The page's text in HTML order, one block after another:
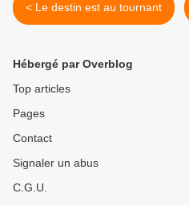
< Le destin est au tournant
Hébergé par Overblog
Top articles
Pages
Contact
Signaler un abus
C.G.U.